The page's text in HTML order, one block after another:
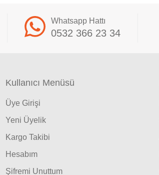
Whatsapp Hattı
0532 366 23 34
Kullanıcı Menüsü
Üye Girişi
Yeni Üyelik
Kargo Takibi
Hesabım
Şifremi Unuttum